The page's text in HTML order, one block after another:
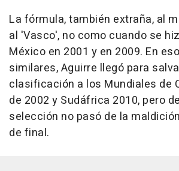
La fórmula, también extraña, al
al 'Vasco', no como cuando se
México en 2001 y en 2009. En
similares, Aguirre llegó para
clasificación a los Mundiales de
de 2002 y Sudáfrica 2010, pero
selección no pasó de la
de final.